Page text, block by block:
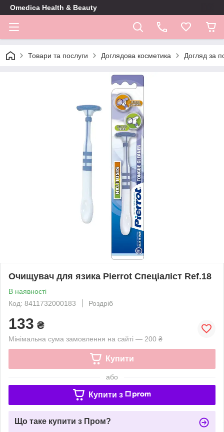
Omedica Health & Beauty
Товари та послуги Доглядова косметика Догляд за
Очищувач для язика Pierrot Спеціаліст Ref.18
В наявності
Код: 8411732000183
Роздріб
133 ₴
Мінімальна сума замовлення на сайті — 200 ₴
Купити
або
Купити з
Що таке купити з Пром?